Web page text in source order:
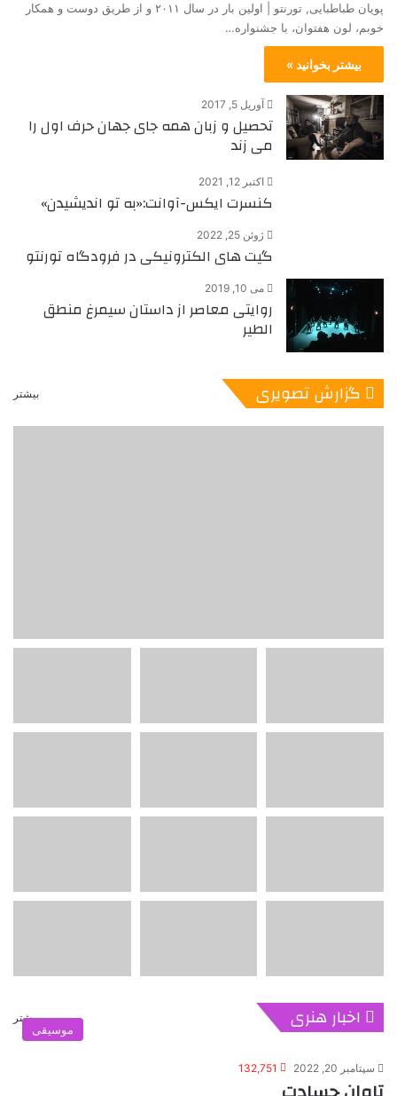
پویان طباطبایی, تورنتو | اولین بار در سال ۲۰۱۱ و از طریق دوست و همکار
خوبم، لون هفتوان، با جشنواره…
بیشتر بخوانید »
آوریل 5, 2017
تحصیل و زبان همه جای جهان حرف اول را
می زند
اکتبر 12, 2021
کنسرت ایکس-آوانت:«به تو اندیشیدن»
ژوئن 25, 2022
گیت های الکترونیکی در فرودگاه تورنتو
می 10, 2019
روایتی معاصر از داستان سیمرغ منطق
الطیر
گزارش تصویری بیشتر
اخبار هنری بیشتر
موسیقی
سپتامبر 20, 2022 132,751